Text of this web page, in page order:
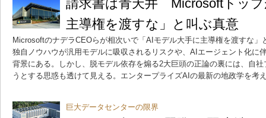
請求書は青天井 Microsoftトッ
主導権を渡すな」と叫ぶ真意
MicrosoftのナデラCEOらが相次いで「AIモデル大手に主導権を渡すな
独自ノウハウが汎用モデルに吸収されるリスクや、AIエージェント化に
背景にある。しかし、脱モデル依存を煽る2大巨頭の正論の裏には、自
うとする思惑も透けて見える。エンタープライズAIの最新の地政学を考
巨大データセンターの限界